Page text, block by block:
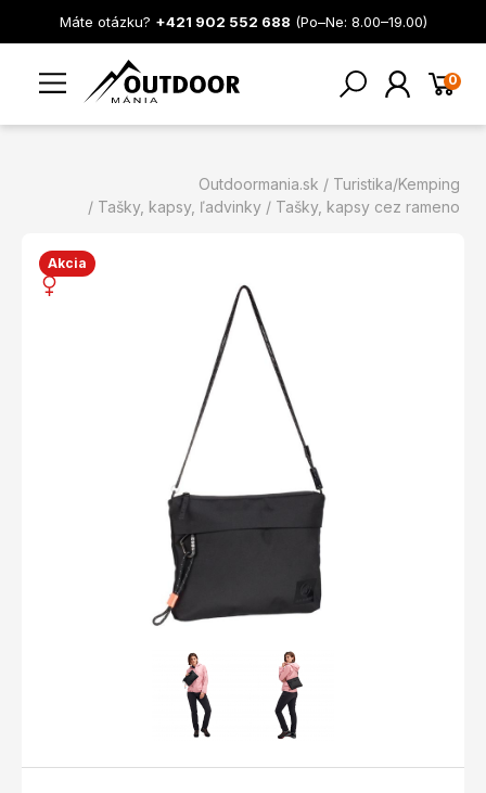
Máte otázku? +421 902 552 688 (Po–Ne: 8.00–19.00)
0
Outdoormania.sk
Turistika/Kemping
Tašky, kapsy, ľadvinky
Tašky, kapsy cez rameno
Akcia